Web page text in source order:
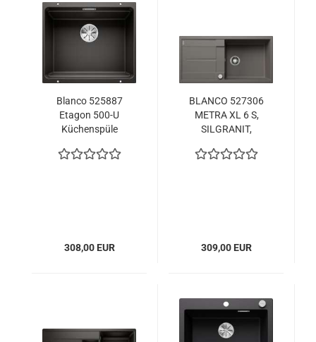
Blanco 525887
Etagon 500-U
Küchenspüle
308,00 EUR
BLANCO 527306
METRA XL 6 S,
SILGRANIT,
Ablauffernbedienung,
309,00 EUR